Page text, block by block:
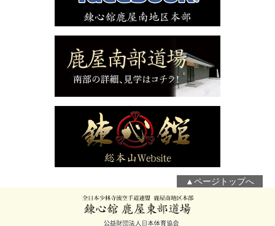
▲ページトップへ